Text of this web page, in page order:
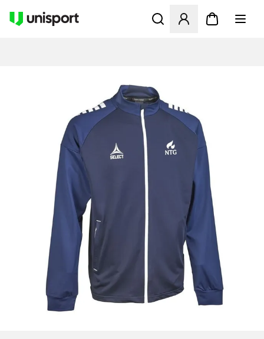
Öppnar en Modal för att